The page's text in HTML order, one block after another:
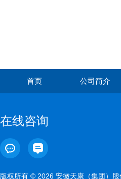
首页 公司简介
在线咨询
版权所有 © 2026 安徽天康（集团）股